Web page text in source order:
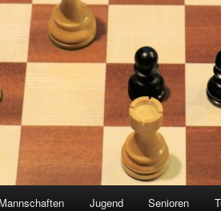
Mannschaften Jugend Senioren